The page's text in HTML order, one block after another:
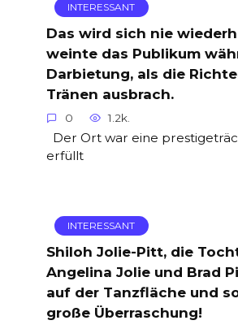
INTERESSANT
Das wird sich nie
weinte das Publikum
Darbietung, als die
Tränen ausbrach.
0 1.2k.
Der Ort war eine
erfüllt
INTERESSANT
Shiloh Jolie-Pitt, die
Angelina Jolie und Brad
auf der Tanzfläche und
große Überraschung!